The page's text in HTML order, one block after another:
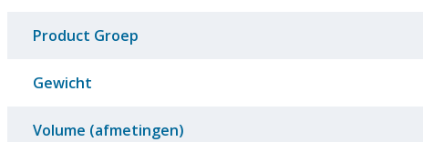
Product Groep
Gewicht
Volume (afmetingen)